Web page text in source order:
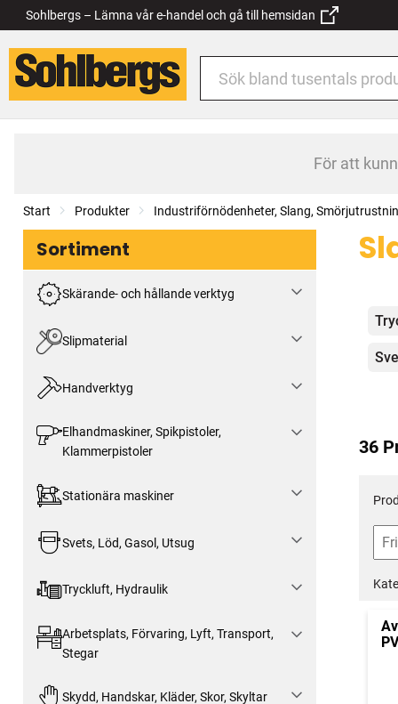
Sohlbergs – Lämna vår e-handel och gå till hemsidan
För att
Start Produkter Industriförnödenheter, Slang,
Sortiment
Skärande- och hållande verktyg
Slipmaterial
Handverktyg
Elhandmaskiner, Spikpistoler,
Klammerpistoler
Stationära maskiner
Svets, Löd, Gasol, Utsug
Tryckluft, Hydraulik
Arbetsplats, Förvaring, Lyft, Transport,
Stegar
Skydd, Handskar, Kläder, Skor, Skyltar
36